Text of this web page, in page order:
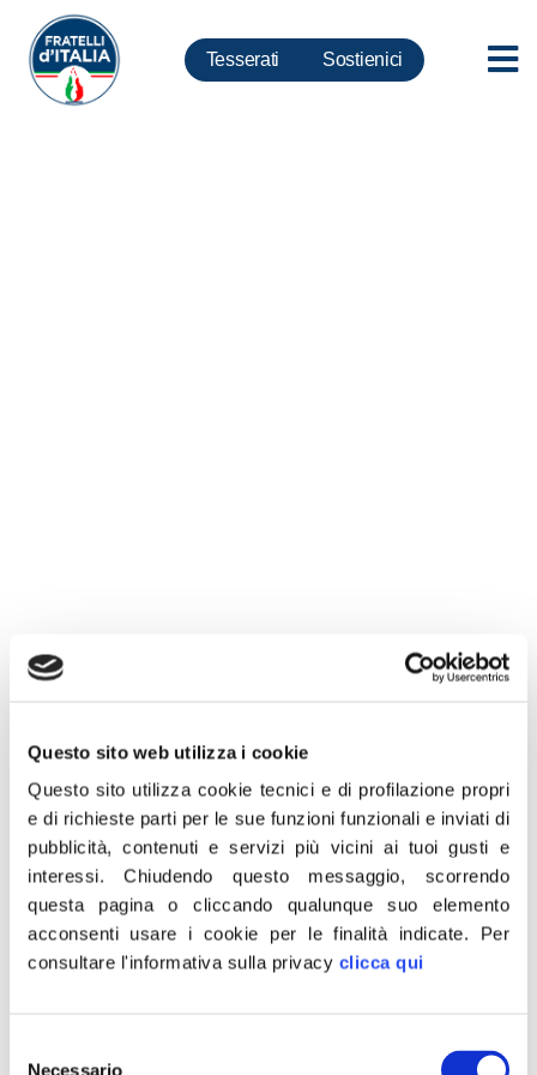
Questo sito web utilizza i cookie
Questo sito utilizza cookie tecnici e di profilazione propri
e di richieste parti per le sue funzioni funzionali e inviati di
pubblicità, contenuti e servizi più vicini ai tuoi gusti e
interessi.Chiudendo questo messaggio, scorrendo
questa pagina o cliccando qualunque suo elemento
acconsenti usare i cookie per le finalità indicate. Per
consultare l'informativa sulla privacy clicca qui
Necessario
Tesserati Sostienici
1 Agosto 2021
“La redazione del nuovo Testo Unico garantisca un
mercato competitivo per la radiofonia, non lasciando
indietro nessuno. Il governo italiano sostenga la
radiofonia nazionale, in crisi a causa della competizione
con gli over-the-top: sui limiti territoriali chiediamo una
maggiore riflessione, dato che, ormai, viviamo in un
contesto digitale. L’editoria radiofonica ha dimostrato nel
corso della pandemia il proprio ruolo cruciale di
affinché convochino il tavolo sulla radiofonia al Mise.”